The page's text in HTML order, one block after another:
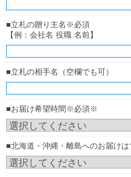
■立札の贈り主名※必須
【例：会社名 役職 名前】
■立札の相手名（空欄でも可）
■お届け希望時間※必須※
■北海道・沖縄・離島へのお届け